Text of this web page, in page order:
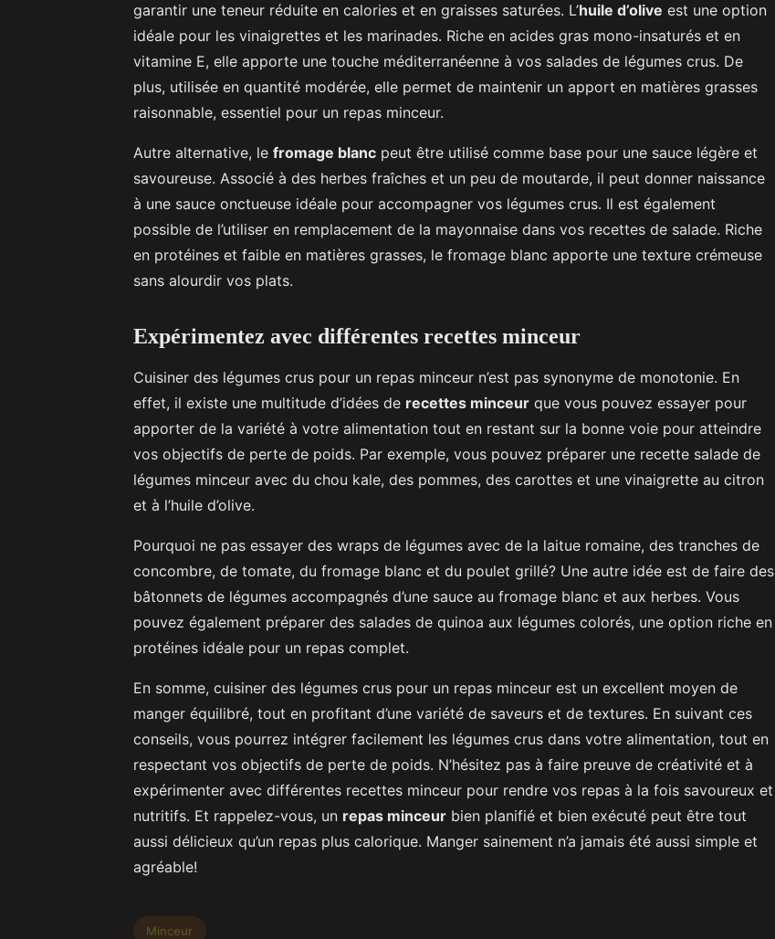
garantir une teneur réduite en calories et en graisses saturées. L’huile d’olive est une option
idéale pour les vinaigrettes et les marinades. Riche en acides gras mono-insaturés et en
vitamine E, elle apporte une touche méditerranéenne à vos salades de légumes crus. De
plus, utilisée en quantité modérée, elle permet de maintenir un apport en matières grasses
raisonnable, essentiel pour un repas minceur.
Autre alternative, le fromage blanc peut être utilisé comme base pour une sauce légère et
savoureuse. Associé à des herbes fraîches et un peu de moutarde, il peut donner naissance
à une sauce onctueuse idéale pour accompagner vos légumes crus. Il est également
possible de l’utiliser en remplacement de la mayonnaise dans vos recettes de salade. Riche
en protéines et faible en matières grasses, le fromage blanc apporte une texture crémeuse
sans alourdir vos plats.
Expérimentez avec différentes recettes minceur
Cuisiner des légumes crus pour un repas minceur n’est pas synonyme de monotonie. En
effet, il existe une multitude d’idées de recettes minceur que vous pouvez essayer pour
apporter de la variété à votre alimentation tout en restant sur la bonne voie pour atteindre
vos objectifs de perte de poids. Par exemple, vous pouvez préparer une recette salade de
légumes minceur avec du chou kale, des pommes, des carottes et une vinaigrette au citron
et à l’huile d’olive.
Pourquoi ne pas essayer des wraps de légumes avec de la laitue romaine, des tranches de
concombre, de tomate, du fromage blanc et du poulet grillé? Une autre idée est de faire des
bâtonnets de légumes accompagnés d’une sauce au fromage blanc et aux herbes. Vous
pouvez également préparer des salades de quinoa aux légumes colorés, une option riche en
protéines idéale pour un repas complet.
En somme, cuisiner des légumes crus pour un repas minceur est un excellent moyen de
manger équilibré, tout en profitant d’une variété de saveurs et de textures. En suivant ces
conseils, vous pourrez intégrer facilement les légumes crus dans votre alimentation, tout en
respectant vos objectifs de perte de poids. N’hésitez pas à faire preuve de créativité et à
expérimenter avec différentes recettes minceur pour rendre vos repas à la fois savoureux et
nutritifs. Et rappelez-vous, un repas minceur bien planifié et bien exécuté peut être tout
aussi délicieux qu’un repas plus calorique. Manger sainement n’a jamais été aussi simple et
agréable!
Minceur